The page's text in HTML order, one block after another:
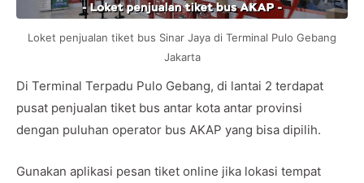
Loket penjualan tiket bus Sinar Jaya di Terminal Pulo Gebang
Jakarta
Di Terminal Terpadu Pulo Gebang, di lantai 2 terdapat
pusat penjualan tiket bus antar kota antar provinsi
dengan puluhan operator bus AKAP yang bisa dipilih.
Gunakan aplikasi pesan tiket online jika lokasi tempat